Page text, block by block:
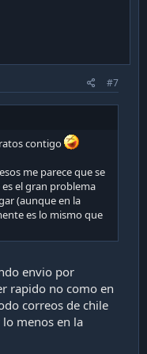
#7
contigo
me parece que se
el gran problema
(aunque en la
es lo mismo que
envio por
rapido no como en
correos de chile
menos en la